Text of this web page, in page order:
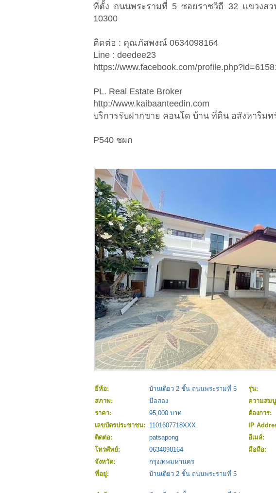
ที่ตั้ง ถนนพระรามที่ 5 ซอยราชวิถี 32 แขวงส
10300
ติดต่อ : คุณภัสพงณ์ 0634098164
Line : deedee23
https://www.facebook.com/
PL. Real Estate Broker
http://www.kaibaanteedin.com
บริการรับฝากขาย คอนโด บ้าน ที่ดิน อสังหาริม
P540 ชผก
ยี่ห้อ: บ้านเดี่ยว 2 ชั้น ถนนพระรามที่ 5 รุ่น:
สภาพ:
มือสอง ความสม
ราคา:
95,000 บาท ต้องการ:
เลขบัตรประชาชน:
1101607718XXX IP
ติดต่อ:
patsapong
อีเมล์:
โทรศัพย์:
0634098164 มือถือ:
จังหวัด:
กรุงเทพมหานคร
ที่อยู่:
บ้านเดี่ยว 2 ชั้น ถนนพระรามที่ 5